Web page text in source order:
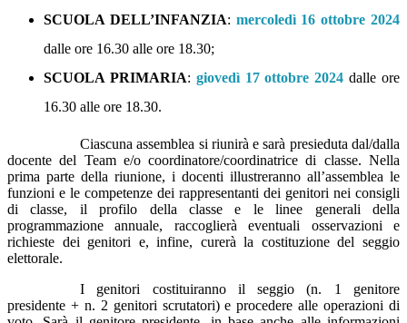
SCUOLA DELL’INFANZIA: mercoledì 16 ottobre 2024
dalle ore 16.30 alle ore 18.30;
SCUOLA PRIMARIA: giovedì 17 ottobre 2024 dalle ore
16.30 alle ore 18.30.
Ciascuna assemblea si riunirà e sarà presieduta dal/dalla
docente del Team e/o coordinatore/coordinatrice di classe. Nella
prima parte della riunione, i docenti illustreranno all’assemblea le
funzioni e le competenze dei rappresentanti dei genitori nei consigli
di classe, il profilo della classe e le linee generali della
programmazione annuale, raccoglierà eventuali osservazioni e
richieste dei genitori e, infine, curerà la costituzione del seggio
elettorale.
I genitori costituiranno il seggio (n. 1 genitore
presidente + n. 2 genitori scrutatori) e procedere alle operazioni di